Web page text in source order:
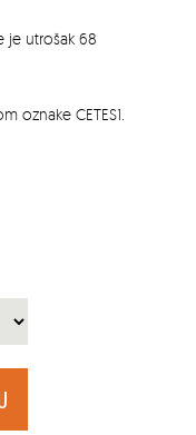
je utrošak 68
oznake CETES1.